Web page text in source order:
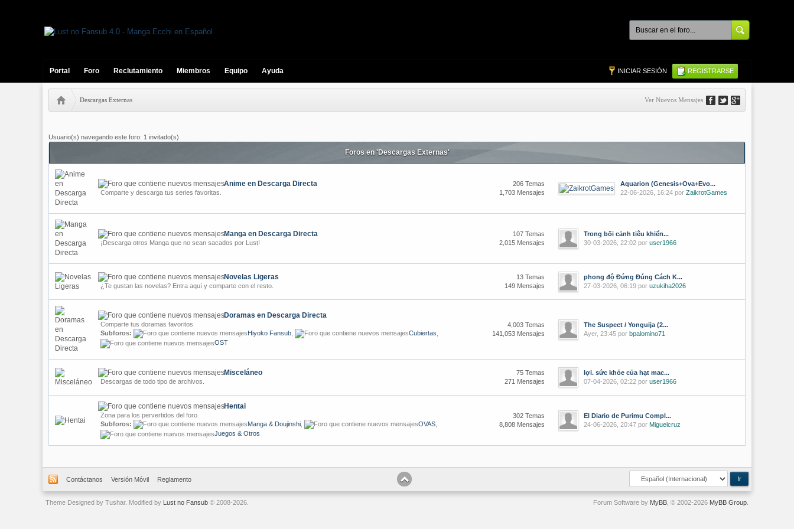
Portal Foro Reclutamiento Miembros Equipo Ayuda INICIAR SESIÓN REGISTRARSE
Descargas Externas Ver Nuevos Mensajes
Usuario(s) navegando este foro: 1 invitado(s)
Foros en 'Descargas Externas'
Anime en Descarga Directa
Comparte y descarga tus series favoritas.
206 Temas
1,703 Mensajes
Aquarion (Genesis+Ova+Evo...
22-06-2026, 16:24 por ZaikrotGames
Manga en Descarga Directa
¡Descarga otros Manga que no sean sacados por Lust!
107 Temas
2,015 Mensajes
Trong bối cảnh tiêu khiển...
30-03-2026, 22:02 por user1966
Novelas Ligeras
¿Te gustan las novelas? Entra aquí y comparte con el resto.
13 Temas
149 Mensajes
phong độ Đứng Đúng Cách K...
27-03-2026, 06:19 por uzukiha2026
Doramas en Descarga Directa
Comparte tus doramas favoritos
Subforos:
Hiyoko Fansub Cubiertas
OST
4,003 Temas
141,053 Mensajes
The Suspect / Yonguija (2...
Ayer, 23:45 por bpalomino71
Misceláneo
Descargas de todo tipo de archivos.
75 Temas
271 Mensajes
lợi. sức khỏe của hạt mac...
07-04-2026, 02:22 por user1966
Hentai
Zona para los pervertidos del foro.
Subforos:
Manga & Doujinshi OVAS
Juegos & Otros
302 Temas
8,808 Mensajes
El Diario de Purimu Compl...
24-06-2026, 20:47 por Miguelcruz
Contáctanos Versión Móvil Reglamento
Forum Software by MyBB , © 2002-2026 MyBB Group
Theme Designed by Tushar. Modified by Lust no Fansub © 2008-2026.